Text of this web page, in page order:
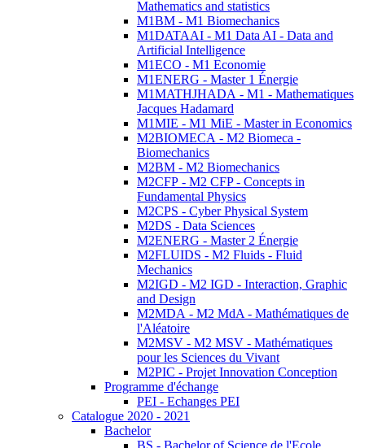
Mathematics and statistics
M1BM - M1 Biomechanics
M1DATAAI - M1 Data AI - Data and
Artificial Intelligence
M1ECO - M1 Economie
M1ENERG - Master 1 Énergie
M1MATHJHADA - M1 - Mathematiques
Jacques Hadamard
M1MIE - M1 MiE - Master in Economics
M2BIOMECA - M2 Biomeca -
Biomechanics
M2BM - M2 Biomechanics
M2CFP - M2 CFP - Concepts in
Fundamental Physics
M2CPS - Cyber Physical System
M2DS - Data Sciences
M2ENERG - Master 2 Énergie
M2FLUIDS - M2 Fluids - Fluid
Mechanics
M2IGD - M2 IGD - Interaction, Graphic
and Design
M2MDA - M2 MdA - Mathématiques de
l'Aléatoire
M2MSV - M2 MSV - Mathématiques
pour les Sciences du Vivant
M2PIC - Projet Innovation Conception
Programme d'échange
PEI - Echanges PEI
Catalogue 2020 - 2021
Bachelor
BS - Bachelor of Science de l'Ecole